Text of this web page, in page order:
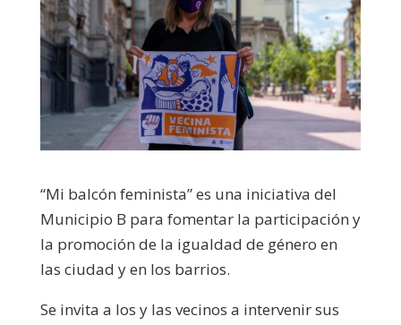
“Mi balcón feminista” es una iniciativa del
Municipio B para fomentar la participación y
la promoción de la igualdad de género en
las ciudad y en los barrios.
Se invita a los y las vecinos a intervenir sus